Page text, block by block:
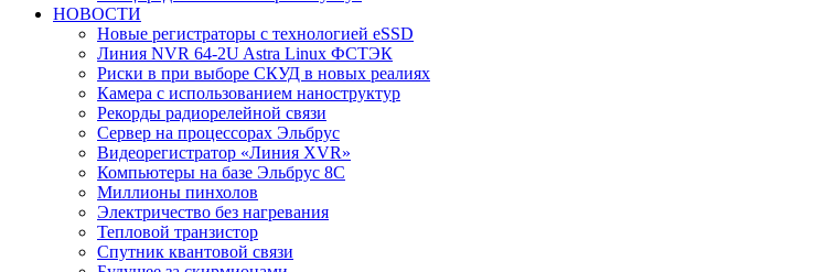
НОВОСТИ
Новые регистраторы с технологией eSSD
Линия NVR 64-2U Astra Linux ФСТЭК
Риски в при выборе СКУД в новых реалиях
Камера с использованием наноструктур
Рекорды радиорелейной связи
Сервер на процессорах Эльбрус
Видеорегистратор «Линия XVR»
Компьютеры на базе Эльбрус 8С
Миллионы пинхолов
Электричество без нагревания
Тепловой транзистор
Спутник квантовой связи